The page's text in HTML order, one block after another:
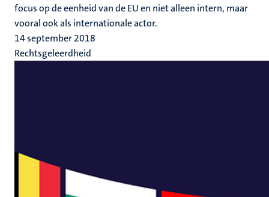
focus op de eenheid van de EU en niet alleen intern, maar
vooral ook als internationale actor.
14 september 2018
Rechtsgeleerdheid